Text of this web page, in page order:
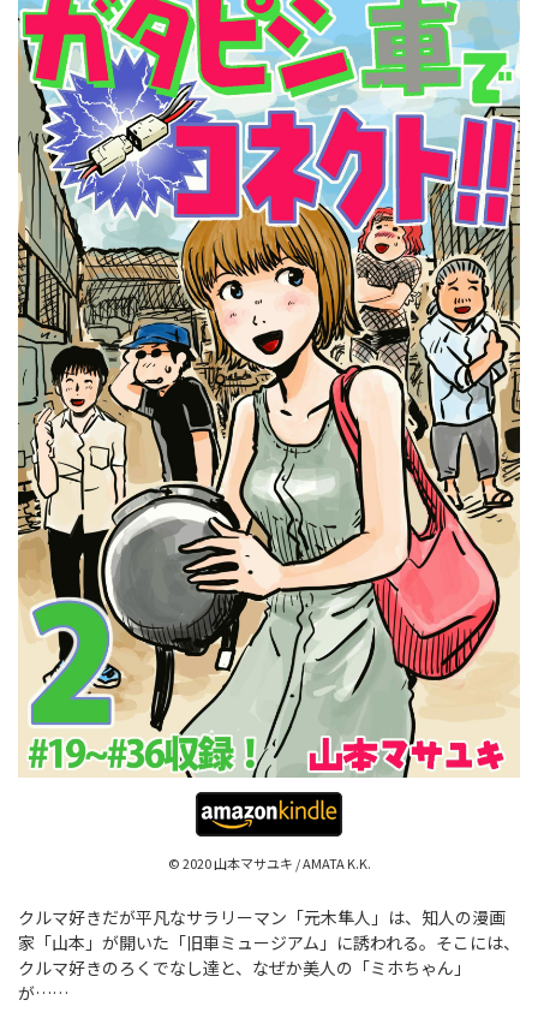
© 2020 山本マサユキ / AMATA K.K.
クルマ好きだが平凡なサラリーマン「元木隼人」は、知人の漫画
家「山本」が開いた「旧車ミュージアム」に誘われる。そこには、
クルマ好きのろくでなし達と、なぜか美人の「ミホちゃん」
が……